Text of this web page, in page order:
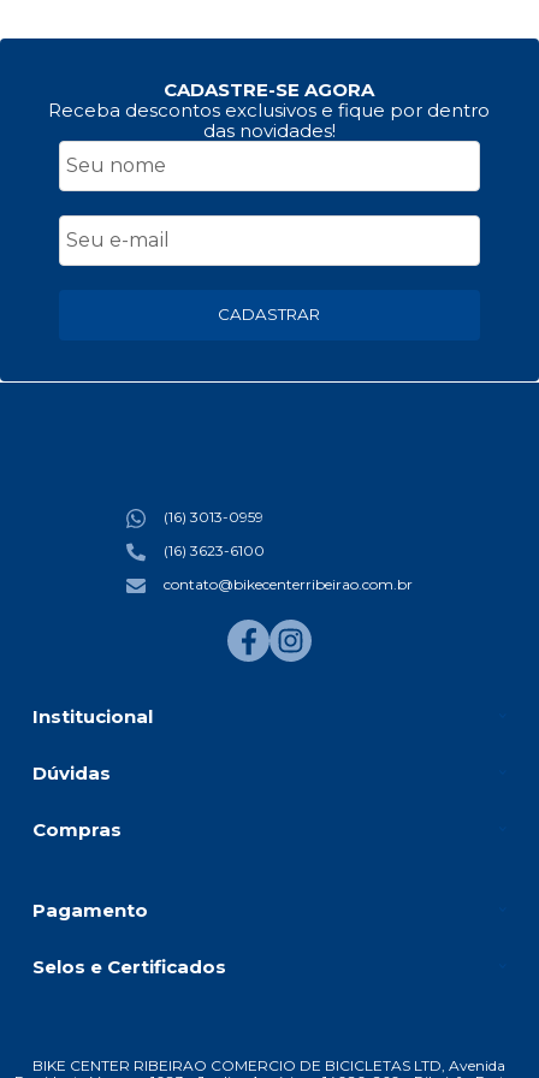
CADASTRE-SE AGORA
Receba descontos exclusivos e fique por dentro
das novidades!
CADASTRAR
Institucional
Dúvidas
Compras
(16) 3013-0959
(16) 3623-6100
contato@bikecenterribeirao.com.br
Pagamento
Selos e Certificados
BIKE CENTER RIBEIRAO COMERCIO DE BICICLETAS LTD, Avenida